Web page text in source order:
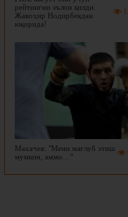
рейтингни эълон қилди.
Жавоҳир Нодирбекдан
юқорида!
Махачев: "Мени мағлуб этиш
мумкин, аммо…"